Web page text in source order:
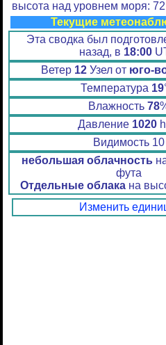
высота над уровнем моря:
Текущие
Эта сводка был
назад, в 18:00
Ветер 12Узел от юго-
Температура 19
Влажность 78
Давление 1020
Видимость 10
небольшая облачность
фута
Отдельные облакана
Изменить